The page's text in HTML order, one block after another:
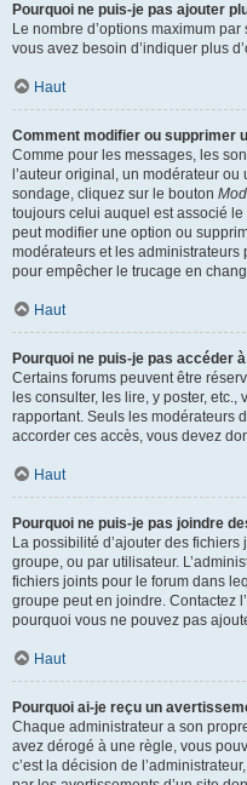
Pourquoi ne puis-je pas ajouter
Le nombre d’options maximum
vous avez besoin d’indiquer plus
Haut
Comment modifier ou supprimer
Comme pour les messages, les
l’auteur original, un modérateur
sondage, cliquez sur le bouton
toujours celui auquel est associé le
peut modifier une option ou
modérateurs et les administrateurs
pour empêcher le trucage en
Haut
Pourquoi ne puis-je pas accéder
Certains forums peuvent être
les consulter, les lire, y poster,
rapportant. Seuls les modérateurs
accorder ces accès, vous devez
Haut
Pourquoi ne puis-je pas joindre
La possibilité d’ajouter des
groupe, ou par utilisateur.
fichiers joints pour le forum dans
groupe peut en joindre. Contactez
pourquoi vous ne pouvez pas
Haut
Pourquoi ai-je reçu un
Chaque administrateur a son
avez dérogé à une règle, vous
c’est la décision de